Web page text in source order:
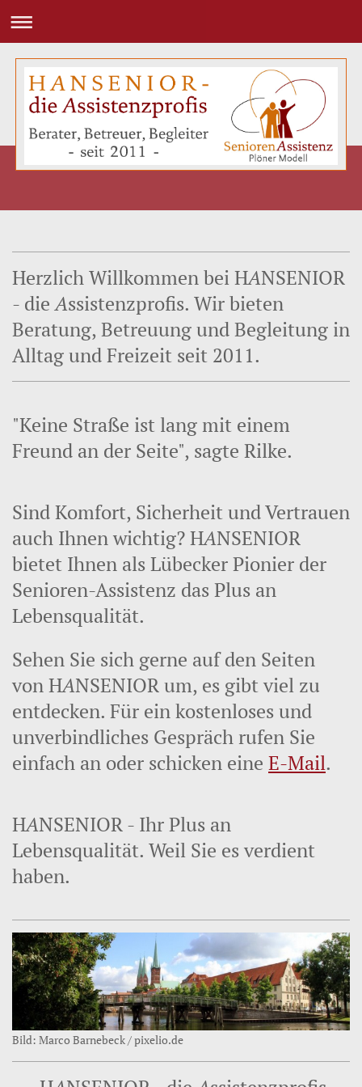
Herzlich Willkommen bei HANSENIOR
- dieAssistenzprofis. Wir bieten
Beratung, Betreuung und Begleitung in
Alltag und Freizeit seit 2011.
"Keine Straße ist lang mit einem
Freund an der Seite", sagte Rilke.
Sind Komfort, Sicherheit und Vertrauen
auch Ihnen wichtig? HANSENIOR
bietet Ihnen als Lübecker Pionier der
Senioren-Assistenz das Plus an
Lebensqualität.
Sehen Sie sich gerne auf den Seiten
von HANSENIOR um, es gibt viel zu
entdecken. Für ein kostenloses und
unverbindliches Gespräch rufen Sie
einfach an oder schicken eine E-Mail.
HANSENIOR - Ihr Plus an
Lebensqualität. Weil Sie es verdient
haben.
Bild: Marco Barnebeck / pixelio.de